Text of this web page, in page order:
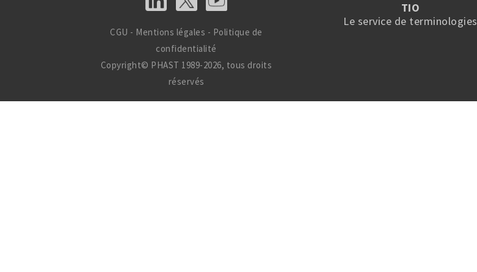
CGU - Mentions légales - Politique de
confidentialité
Copyright© PHAST 1989-2026, tous droits
réservés
TIO
Le service de terminologies